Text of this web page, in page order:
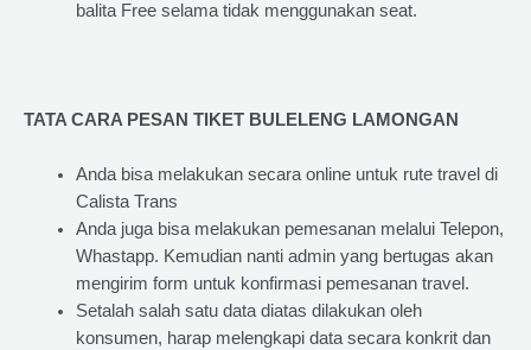
balita Free selama tidak menggunakan seat.
TATA CARA PESAN TIKET BULELENG LAMONGAN
Anda bisa melakukan secara online untuk rute travel di
Calista Trans
Anda juga bisa melakukan pemesanan melalui Telepon,
Whastapp. Kemudian nanti admin yang bertugas akan
mengirim form untuk konfirmasi pemesanan travel.
Setalah salah satu data diatas dilakukan oleh
konsumen, harap melengkapi data secara konkrit dan